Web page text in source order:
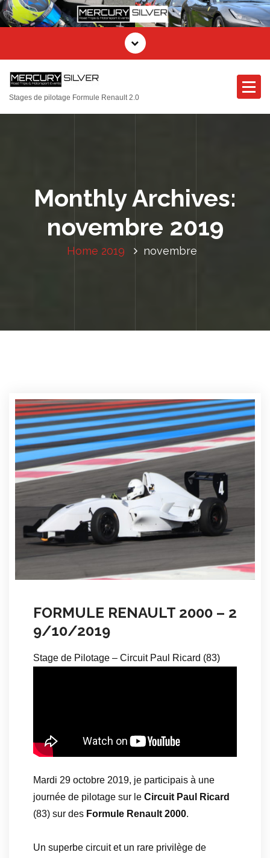
Stages de pilotage Formule Renault 2.0
Monthly Archives:
novembre 2019
Home 2019 novembre
FORMULE RENAULT 2000 – 2
9/10/2019
Stage de Pilotage – Circuit Paul Ricard (83)
Mardi 29 octobre 2019, je participais à une
journée de pilotage sur le Circuit Paul Ricard
(83) sur des Formule Renault 2000.
Un superbe circuit et un rare privilège de